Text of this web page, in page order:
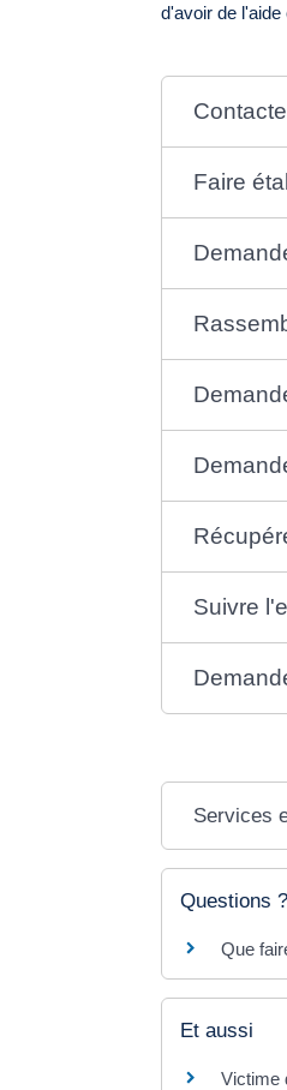
d'avoir de
Faire
Suivre
Services
Questions
Que
Et aussi
Victime